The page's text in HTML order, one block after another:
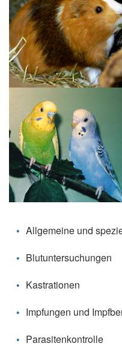
Allgemeine und
Blutuntersuchungen
Kastrationen
Impfungen und
Parasitenkontrolle